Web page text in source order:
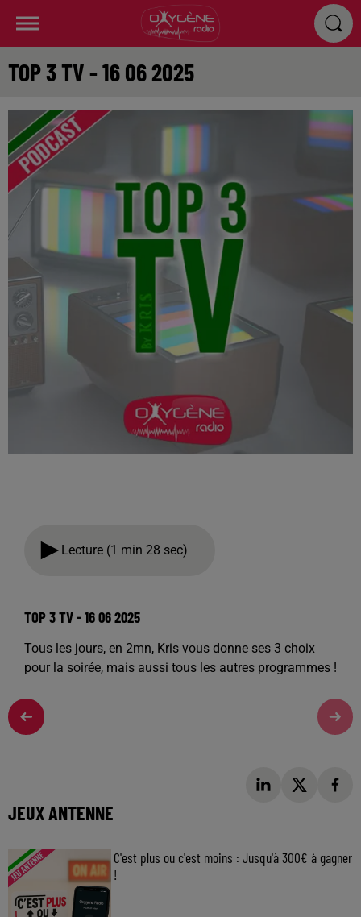
TOP 3 TV - 16 06 2025
Lecture (1 min 28 sec)
TOP 3 TV - 16 06 2025
Tous les jours, en 2mn, Kris vous donne ses 3 choix
pour la soirée, mais aussi tous les autres programmes !
JEUX ANTENNE
C'est plus ou c'est moins : Jusqu'à 300€ à gagner
!